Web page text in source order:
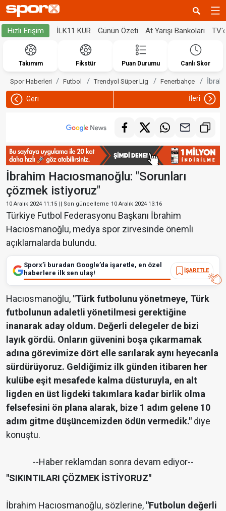
Hızlı Erişim İLK11 KUR Günün Özeti At Yarışı Bankoları
Takımım Fikstür Puan Durumu Canlı Skor
Spor Haberleri Futbol Trendyol Süper Lig Fenerbahçe
Geri İleri
İbrahim Hacıosmanoğlu: "Sorunları
çözmek istiyoruz"
10 Aralık 2024 11:15 || Son güncelleme 10 Aralık 2024 13:16
Türkiye Futbol Federasyonu Başkanı İbrahim
Hacıosmanoğlu, medya spor zirvesinde önemli
açıklamalarda bulundu.
Sporx’i buradan Google’da işaretle, en özel
haberlere ilk sen ulaş!
İŞARETLE
Hacıosmanoğlu, "Türk futbolunu yönetmeye, Türk
futbolunun adaletli yönetilmesi gerektiğine
inanarak aday oldum. Değerli delegeler de bizi
layık gördü. Onların güvenini boşa çıkarmamak
adına görevimize dört elle sarılarak aynı heyecanla
sürdürüyoruz. Geldiğimiz ilk günden itibaren her
kulübe eşit mesafede kalma düsturuyla, en alt
ligden en üst ligdeki takımlara kadar birlik olma
felsefesini ön plana alarak, bize 1 adım gelene 10
adım gitme düşüncemizden ödün vermedik." diye
konuştu.
--Haber reklamdan sonra devam ediyor--
"SIKINTILARI ÇÖZMEK İSTİYORUZ"
İbrahim Hacıosmanoğlu, sözlerine, "Futbolun değerli